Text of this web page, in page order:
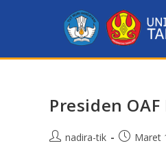
Presiden
nadira-tik Maret